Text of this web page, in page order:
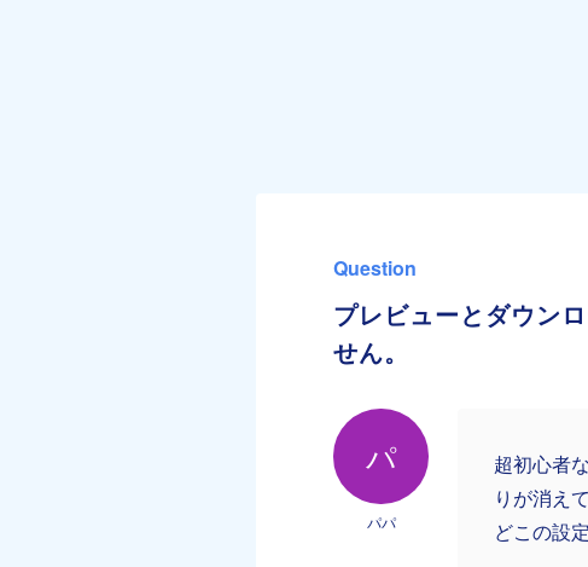
Question
プレビューとダウン
せん。
パ
パパ
超初心者
りが消え
どこの設